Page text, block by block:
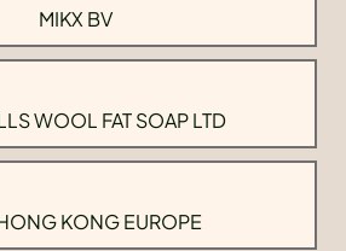
MIKX BV
WOOL FAT SOAP LTD
KONG EUROPE